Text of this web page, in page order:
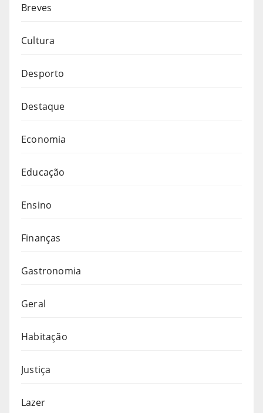
Breves
Cultura
Desporto
Destaque
Economia
Educação
Ensino
Finanças
Gastronomia
Geral
Habitação
Justiça
Lazer